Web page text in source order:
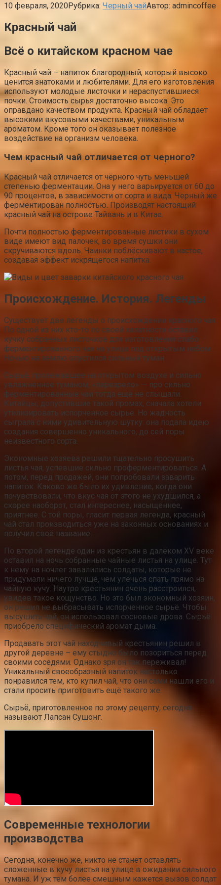
10 февраля, 2020Рубрика: Черный чайАвтор: admincoffee
Красный чай
Всё о китайском красном чае
Красный чай – напиток благородный, который высоко
ценится знатоками и любителями. Для его изготовления
используют молодые листочки и нераспустившиеся
почки. Стоимость сырья достаточно высока. Это
оправдано качеством продукта. Красный чай обладает
высокими вкусовыми качествами, уникальным
ароматом. Кроме того он оказывает полезное
воздействие на организм человека.
Чем красный чай отличается от черного?
Красный чай отличается от чёрного чуть меньшей
степенью ферментации. Она у него варьируется от 60 до
90 процентов, в зависимости от сорта и вида. Черный же
ферментирован полностью. Производят настоящий
красный чай на острове Тайвань и в Китае.
Почти полностью ферментированные листики в сухом
виде имеют вид палочек, во время сушки они
скручиваются вдоль. Чаинки поблёскивают в настое,
создавая эффект искрящегося напитка.
Происхождение. История. Легенды
Существует две легенды о происхождении красного чая.
По одной из них кто-то по своей халатности оставил
кучку собранных листочков для изготовления слабо
ферментированного чая на улице под открытым небом.
Ночью на землю опустился сильный туман.
Сырьё, пролежавшее на открытом воздухе и сильно
увлажнённое туманом, «перезрело» — про сильно
ферментированные чаи тогда ещё не слышали.
Китайцы, допустившие такой промах, сначала хотели
утилизировать испорченное сырьё. Но жадность
сыграла с ними удивительную шутку: она подала идею
создания совершенно уникального, до сей поры
неизвестного сорта.
Экономные хозяева решили тщательно просушить
листья чая, успевшие сильно проферментироваться. А
потом, перед продажей, они попробовали заварить
напиток. Каково же было их удивление, когда они
почувствовали, что вкус чая от этого не ухудшился, а
скорее наоборот, стал интереснее, насыщеннее,
приятнее. С той поры, гласит первая легенда, красный
чай стал производиться уже на законных основаниях и
получил своё название.
По второй легенде один из крестьян в далёком XV веке
оставил на ночь собранные чайные листья на улице. Тут
к нему на ночлег завалились солдаты, которые не
придумали ничего лучше, чем улечься спать прямо на
чайную кучу. Наутро крестьянин очень расстроился,
увидев такое кощунство. Но это был экономный хозяин,
он решил не выбрасывать испорченное сырьё. Чтобы
высушить чай, он использовал сосновые дрова. Сырьё
приобрело специфический аромат дыма.
Продавать этот чай находчивый крестьянин решил в
другой деревне – ему стыдно было позориться перед
своими соседями. Однако зря он так переживал!
Уникальный своеобразный напиток настолько
понравился тем, кто купил чай, что они сами нашли его и
стали просить приготовить ещё такого же.
Сырьё, приготовленное по этому рецепту, сегодня
называют Лапсан Сушонг.
Современные технологии
производства
Сегодня, конечно же, никто не станет оставлять
сложенные в кучу листья на улице в ожидании сильного
тумана. И уж тем более смешным кажется вызов солдат